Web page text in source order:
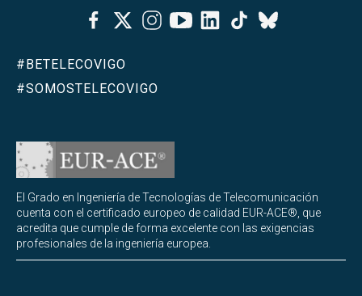
FacebookTwitterInstagramYoutubeLinkedinTiktok
Bluesky
#BETELECOVIGO
#SOMOSTELECOVIGO
El Grado en Ingeniería de Tecnologías de Telecomunicación
cuenta con el certificado europeo de calidad EUR-ACE®, que
acredita que cumple de forma excelente con las exigencias
profesionales de la ingeniería europea.